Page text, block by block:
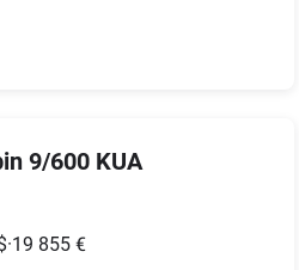
9/600 KUA
·19 855 €